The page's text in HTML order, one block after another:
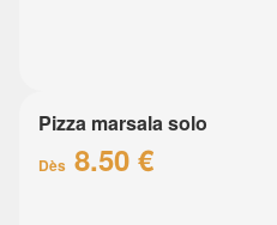
Pizza marsala solo
Dès 8.50 €